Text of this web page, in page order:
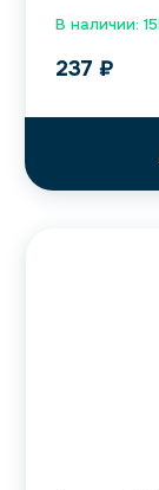
В наличии:
237 ₽